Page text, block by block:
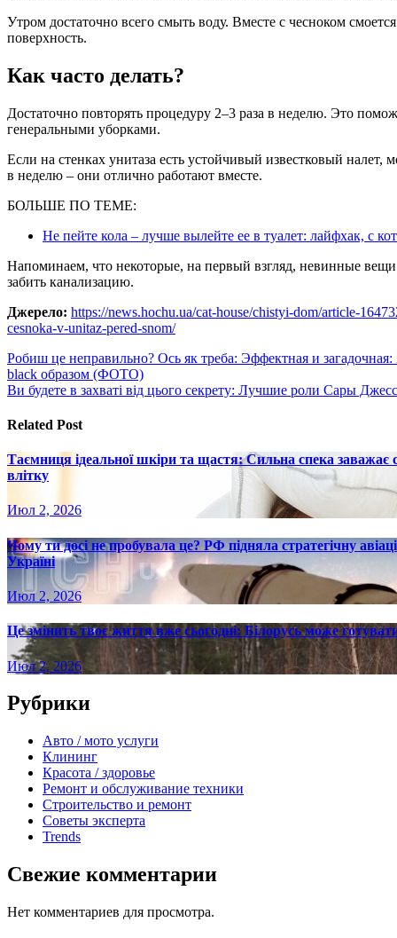
Утром достаточно всего смыть воду. Вместе с чесноком
поверхность.
Как часто делать?
Достаточно повторять процедуру 2–3 раза в неделю. Это
генеральными уборками.
Если на стенках унитаза есть устойчивый известковый налет,
в неделю – они отлично работают вместе.
БОЛЬШЕ ПО ТЕМЕ:
Не пейте кола – лучше вылейте ее в туалет: лайфхак, с
Напоминаем, что некоторые, на первый взгляд, невинные
забить канализацию.
Джерело: https://news.hochu.ua/cat-house/chistyi-dom/article-
cesnoka-v-unitaz-pered-snom/
Навигация
по
Робиш це неправильно? Ось як треба: Эффектная и
black образом (ФОТО)
Ви будете в захваті від цього секрету: Лучшие роли Сары
Related Post
Таємниця ідеальної шкіри та щастя: Сильна спека
влітку
Июл 2, 2026
Чому ти досі не пробувала це? РФ підняла стратегічну
Україні
Июл 2, 2026
Це змінить твоє життя вже сьогодні: Білорусь може
Июл 2, 2026
Рубрики
Авто / мото услуги
Клининг
Красота / здоровье
Ремонт и обслуживание техники
Строительство и ремонт
Советы эксперта
Trends
Свежие комментарии
Нет комментариев для просмотра.